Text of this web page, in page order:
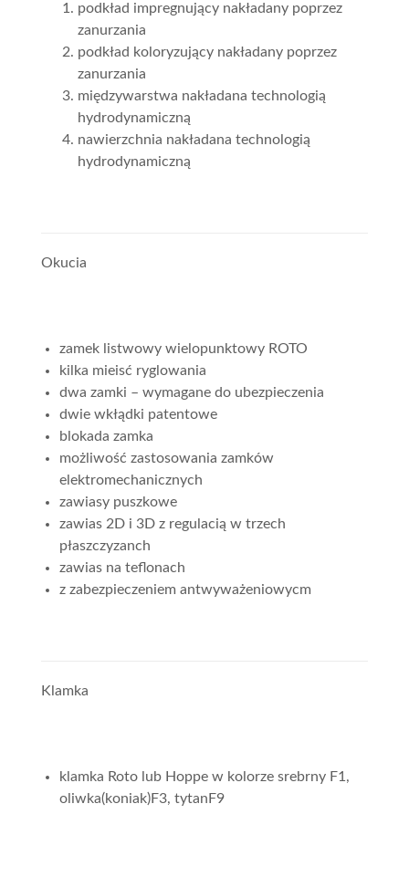
podkład impregnujący nakładany poprzez
zanurzania
podkład koloryzujący nakładany poprzez
zanurzania
międzywarstwa nakładana technologią
hydrodynamiczną
nawierzchnia nakładana technologią
hydrodynamiczną
Okucia
zamek listwowy wielopunktowy ROTO
kilka mieisć ryglowania
dwa zamki – wymagane do ubezpieczenia
dwie wkłądki patentowe
blokada zamka
możliwość zastosowania zamków
elektromechanicznych
zawiasy puszkowe
zawias 2D i 3D z regulacią w trzech
płaszczyzanch
zawias na teflonach
z zabezpieczeniem antwyważeniowycm
Klamka
klamka Roto lub Hoppe w kolorze srebrny F1,
oliwka(koniak)F3, tytanF9